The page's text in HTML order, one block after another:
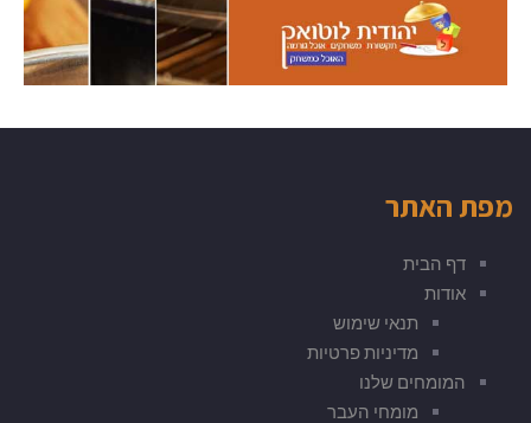
מפת האתר
דף הבית
אודות
תנאי שימוש
מדיניות פרטיות
המומחים שלנו
מומחי העבר